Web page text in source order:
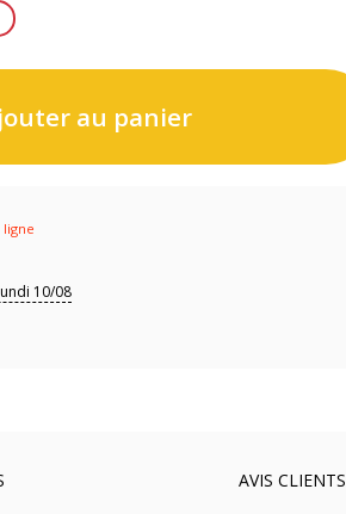
au panier
10/08
AVIS CLIENTS